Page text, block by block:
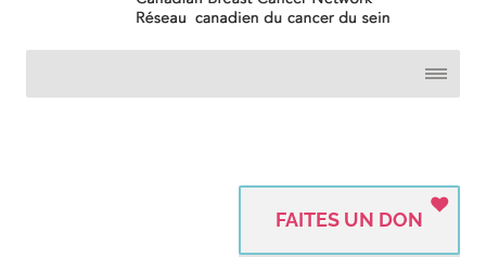
FAITES UN DON